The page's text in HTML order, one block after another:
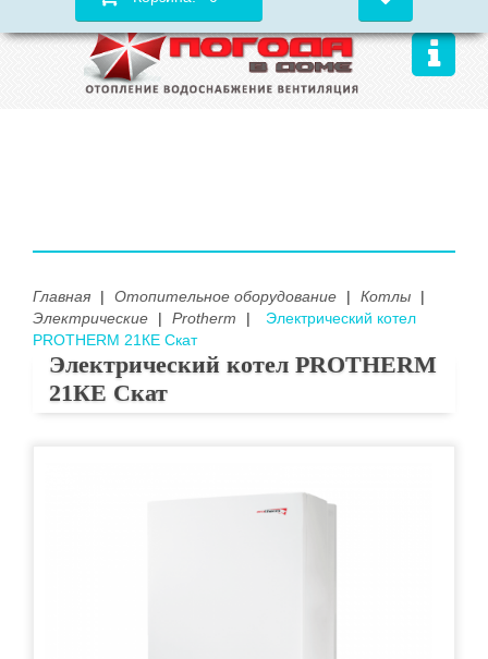
Главная | Отопительное оборудование | Котлы
|
Электрические
| Protherm |
Электрический котел
PROTHERM 21КE Скат
Электрический котел PROTHERM
21КE Скат